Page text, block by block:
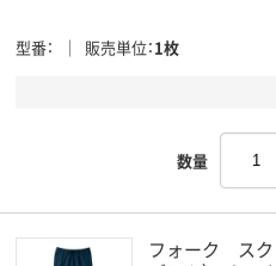
型番 販売単位 1枚
数量
フォーク スク